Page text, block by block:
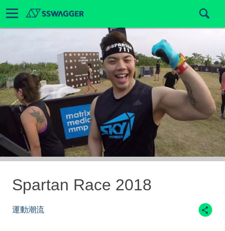
Spartan Race 2018
運動潮流